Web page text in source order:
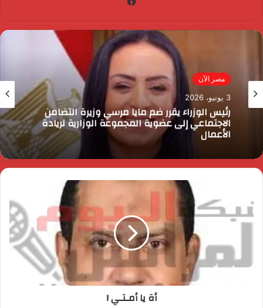
مصر الآن
3 يونيو، 2026
رئيس الوزراء يقرر ضم مايا مرسي وزيرة التضامن
الاجتماعي إلى عضوية المجموعة الوزارية لريادة
الأعمال
أة يا أمـتـي !